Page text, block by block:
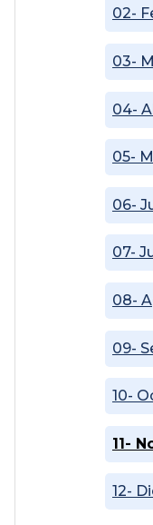
02-
03-
04-
05-
06-
07-
08-
09-
10-
11-
12-